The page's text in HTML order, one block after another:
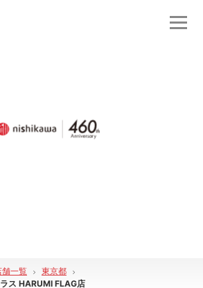
舗一覧
東京都
ス HARUMI FLAG店